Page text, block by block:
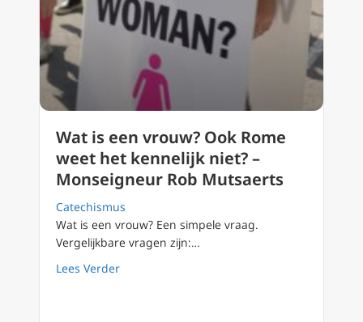
Wat is een vrouw? Ook Rome
weet het kennelijk niet? –
Monseigneur Rob Mutsaerts
Catechismus
Wat is een vrouw? Een simpele vraag.
Vergelijkbare vragen zijn:…
Lees Verderabout Wat is een vrouw? Ook Rome weet